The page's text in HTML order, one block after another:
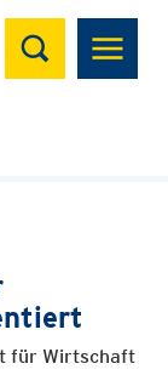
Suchen
für Wirtschaft